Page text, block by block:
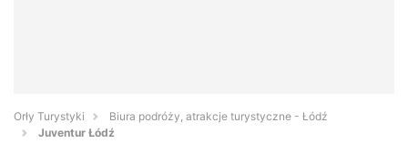
Orły Turystyki
Biura podróży, atrakcje turystyczne - Łódź
Juventur Łódź